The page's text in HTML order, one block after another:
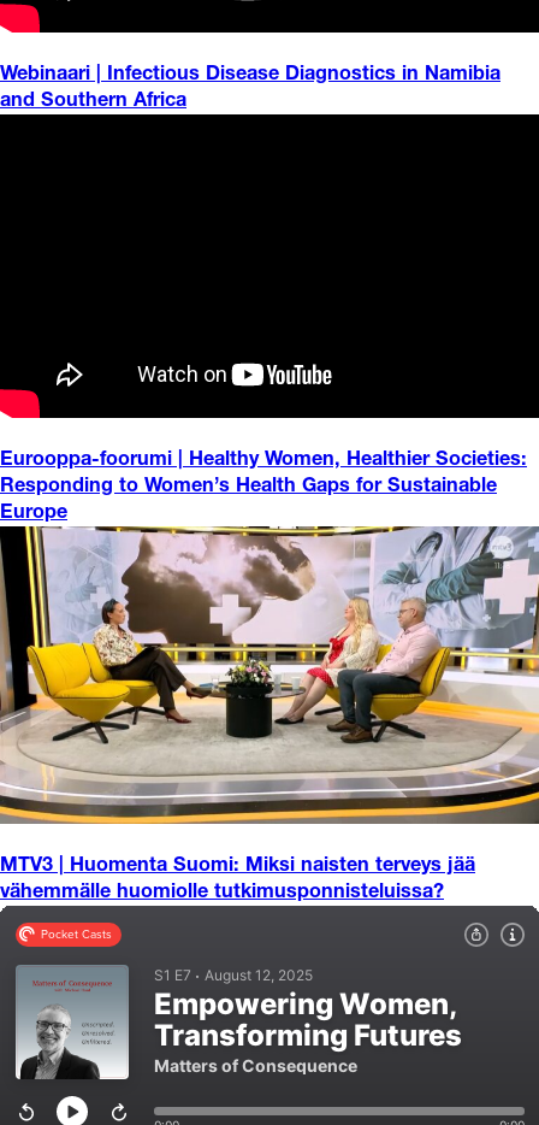
Webinaari | Infectious Disease Diagnostics in Namibia
and Southern Africa
Eurooppa-foorumi | Healthy Women, Healthier Societies:
Responding to Women’s Health Gaps for Sustainable
Europe
MTV3 | Huomenta Suomi: Miksi naisten terveys jää
vähemmälle huomiolle tutkimusponnisteluissa?